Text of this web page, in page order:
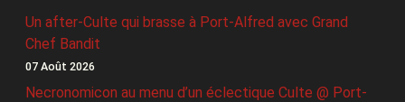
Un after-Culte qui brasse à Port-Alfred avec Grand
Chef Bandit
07 Août 2026
Necronomicon au menu d’un éclectique Culte @ Port-